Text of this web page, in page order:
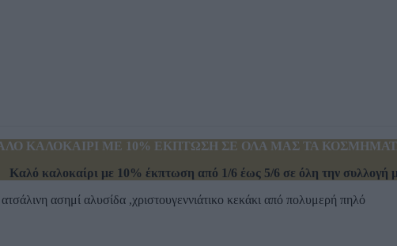
ΚΑΛΟΚΑΙΡΙ ΜΕ 10% ΕΚΠΤΩΣΗ ΣΕ ΟΛΑ ΜΑΣ ΤΑ
Καλό καλοκαίρι με 10% έκπτωση από 1/6 έως 5/6 σε όλη την συλλογή
ασημί αλυσίδα ,χριστουγεννιάτικο κεκάκι από πολυμερή πηλό